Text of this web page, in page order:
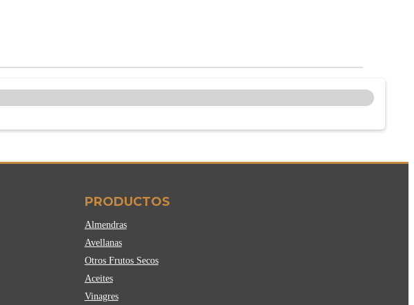
PRODUCTOS
Almendras
Avellanas
Otros Frutos Secos
Aceites
Vinagres